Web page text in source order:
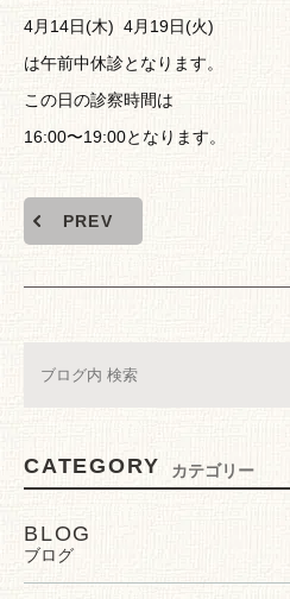
4月14日(木) 4月19日(火)
は午前中休診となります。
この日の診察時間は
16:00〜19:00となります。
PREV
CATEGORY カテゴリー
BLOG
ブログ